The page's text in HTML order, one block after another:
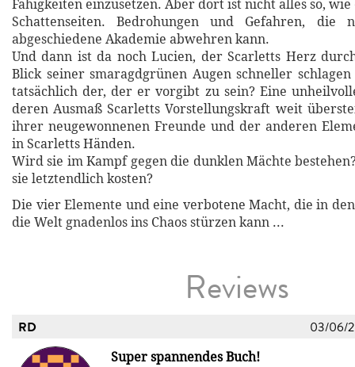
Fähigkeiten einzusetzen. Aber dort ist nicht alles so, wie
Schattenseiten. Bedrohungen und Gefahren, die
abgeschiedene Akademie abwehren kann.
Und dann ist da noch Lucien, der Scarletts Herz
Blick seiner smaragdgrünen Augen schneller
tatsächlich der, der er vorgibt zu sein? Eine
deren Ausmaß Scarletts Vorstellungskraft weit
ihrer neugewonnenen Freunde und der anderen
in Scarletts Händen.
Wird sie im Kampf gegen die dunklen Mächte
sie letztendlich kosten?
Die vier Elemente und eine verbotene Macht, die in
die Welt gnadenlos ins Chaos stürzen kann ...
Reviews
RD 03/06/
Super spannendes Buch!